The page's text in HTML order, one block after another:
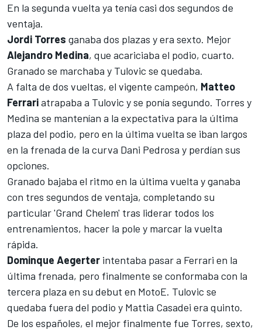
En la segunda vuelta ya tenía casi dos segundos de
ventaja.
Jordi Torres ganaba dos plazas y era sexto. Mejor
Alejandro Medina, que acariciaba el podio, cuarto.
Granado se marchaba y Tulovic se quedaba.
A falta de dos vueltas, el vigente campeón, Matteo
Ferrariatrapaba a Tulovic y se ponía segundo. Torres y
Medina se mantenían a la expectativa para la última
plaza del podio, pero en la última vuelta se iban largos
en la frenada de la curva Dani Pedrosa y perdían sus
opciones.
Granado bajaba el ritmo en la última vuelta y ganaba
con tres segundos de ventaja, completando su
particular 'Grand Chelem' tras liderar todos los
entrenamientos, hacer la pole y marcar la vuelta
rápida.
Dominque Aegerter intentaba pasar a Ferrari en la
última frenada, pero finalmente se conformaba con la
tercera plaza en su debut en MotoE. Tulovic se
quedaba fuera del podio y Mattia Casadei era quinto.
De los españoles, el mejor finalmente fue Torres, sexto,